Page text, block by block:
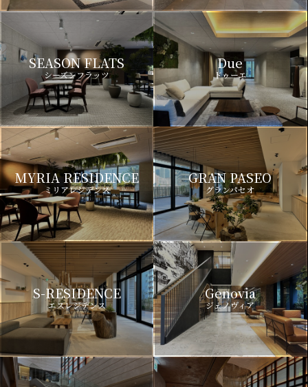
SEASON FLATS
シーズンフラッツ
Due
ドゥーエ
MYRIA RESIDENCE
ミリアレジデンス
GRAN PASEO
グランパセオ
S-RESIDENCE
エスレジデンス
Genovia
ジェノヴィア